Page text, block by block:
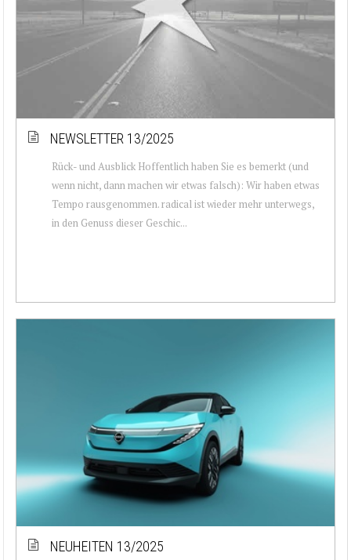
NEWSLETTER 13/2025
Rück- und Ausblick Hoffentlich haben Sie es bemerkt (und
wenn nicht, dann machen wir etwas falsch): Wir haben etwas
Tempo rausgenommen. radical ist wieder mehr unterwegs,
in den Genuss dieser Geschic...
NEUHEITEN 13/2025